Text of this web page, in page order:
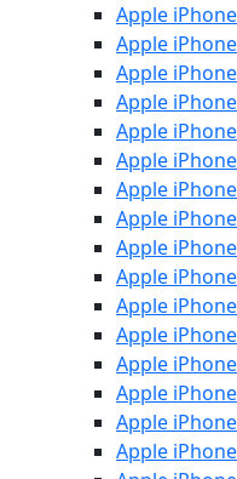
Apple
Apple
Apple
Apple
Apple
Apple
Apple
Apple
Apple
Apple
Apple
Apple
Apple
Apple
Apple
Apple